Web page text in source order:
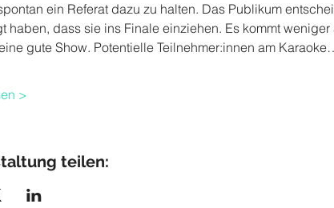
ein Referat dazu zu halten. Das Publikum
haben, dass sie ins Finale einziehen. Es kommt
gute Show. Potentielle Teilnehmer:innen am
>
teilen: